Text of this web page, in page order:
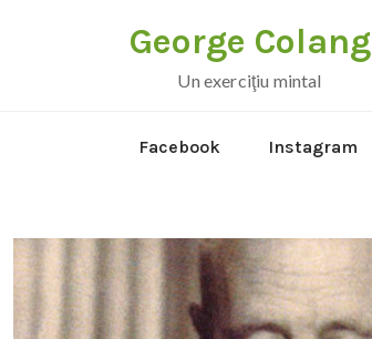
George Colang
Un exerciţiu mintal
Facebook Instagram